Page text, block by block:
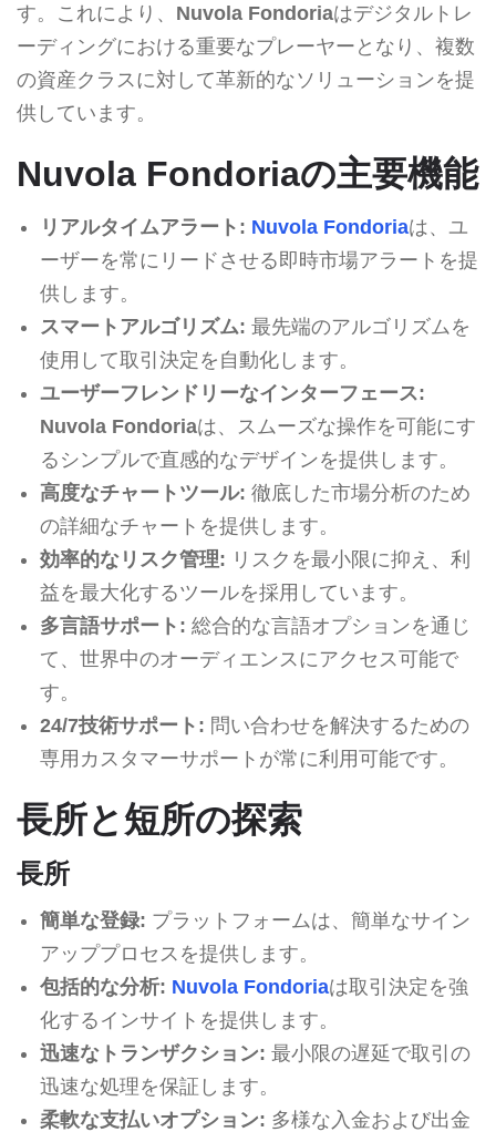
す。これにより、 Nuvola Fondoriaはデジタルトレ
ーディングにおける重要なプレーヤーとなり、複数
の資産クラスに対して革新的なソリューションを提
供しています。
Nuvola Fondoriaの主要機能
リアルタイムアラート: Nuvola Fondoriaは、ユ
ーザーを常にリードさせる即時市場アラートを提
供します。
スマートアルゴリズム: 最先端のアルゴリズムを
使用して取引決定を自動化します。
ユーザーフレンドリーなインターフェース:
Nuvola Fondoriaは、スムーズな操作を可能にす
るシンプルで直感的なデザインを提供します。
高度なチャートツール: 徹底した市場分析のため
の詳細なチャートを提供します。
効率的なリスク管理: リスクを最小限に抑え、利
益を最大化するツールを採用しています。
多言語サポート: 総合的な言語オプションを通じ
て、世界中のオーディエンスにアクセス可能で
す。
24/7技術サポート: 問い合わせを解決するための
専用カスタマーサポートが常に利用可能です。
長所と短所の探索
長所
簡単な登録: プラットフォームは、簡単なサイン
アッププロセスを提供します。
包括的な分析: Nuvola Fondoriaは取引決定を強
化するインサイトを提供します。
迅速なトランザクション: 最小限の遅延で取引の
迅速な処理を保証します。
柔軟な支払いオプション: 多様な入金および出金